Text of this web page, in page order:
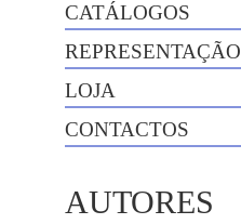
CATÁLOGOS
REPRESENTAÇÃO
LOJA
CONTACTOS
AUTORES